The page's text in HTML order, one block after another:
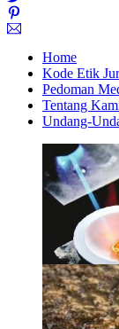
Home
Kode Etik
Pedoman
Tentang
Undang-